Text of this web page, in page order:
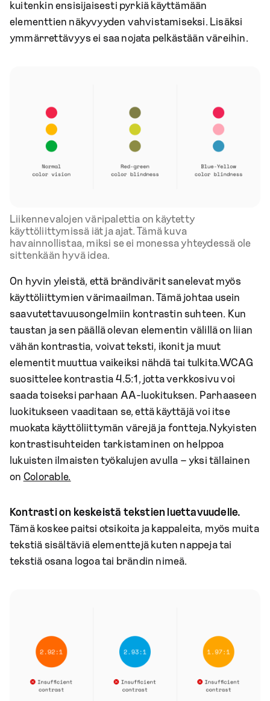
kuitenkin ensisijaisesti pyrkiä käyttämään
elementtien näkyvyyden vahvistamiseksi. Lisäksi
ymmärrettävyys ei saa nojata pelkästään väreihin.
Liikennevalojen väripalettia on käytetty
käyttöliittymissä iät ja ajat. Tämä kuva
havainnollistaa, miksi se ei monessa yhteydessä ole
sittenkään hyvä idea.
On hyvin yleistä, että brändivärit sanelevat myös
käyttöliittymien värimaailman. Tämä johtaa usein
saavutettavuusongelmiin kontrastin suhteen. Kun
taustan ja sen päällä olevan elementin välillä on liian
vähän kontrastia, voivat teksti, ikonit ja muut
elementit muuttua vaikeiksi nähdä tai tulkita.WCAG
suosittelee kontrastia 4.5:1, jotta verkkosivu voi
saada toiseksi parhaan AA-luokituksen. Parhaaseen
luokitukseen vaaditaan se, että käyttäjä voi itse
muokata käyttöliittymän värejä ja fontteja.Nykyisten
kontrastisuhteiden tarkistaminen on helppoa
lukuisten ilmaisten työkalujen avulla – yksi tällainen
on Colorable.
Kontrasti on keskeistä tekstien luettavuudelle.
Tämä koskee paitsi otsikoita ja kappaleita, myös muita
tekstiä sisältäviä elementtejä kuten nappeja tai
tekstiä osana logoa tai brändin nimeä.